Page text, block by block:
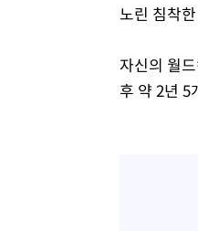
노린 침착
자신의 월
후 약 2년 5